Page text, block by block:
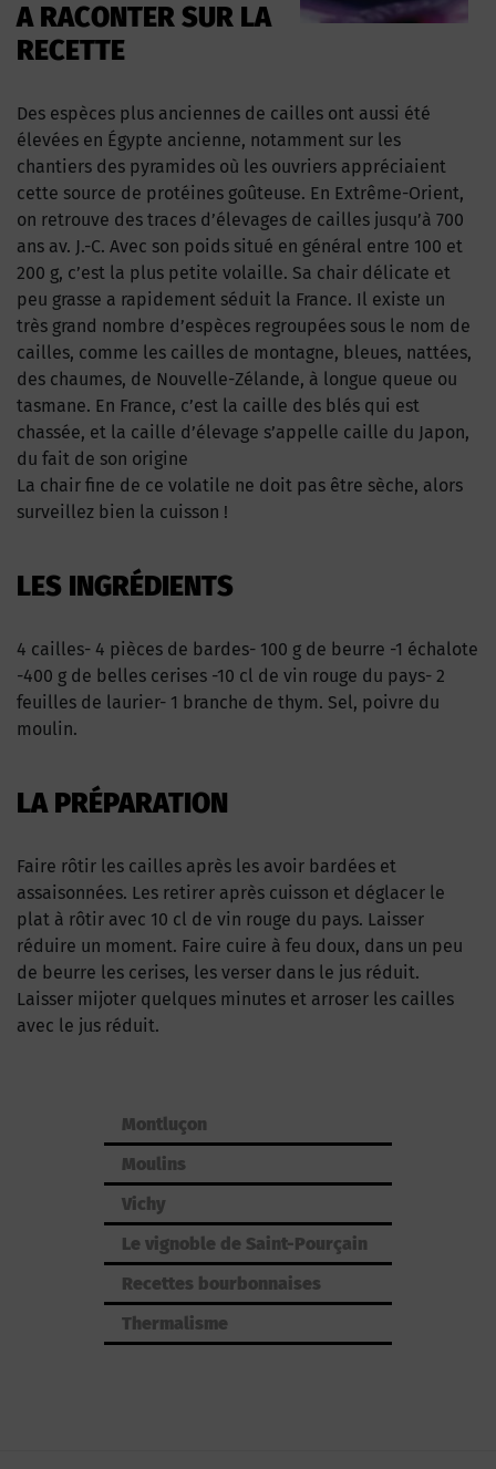
A RACONTER SUR LA
RECETTE
Des espèces plus anciennes de cailles ont aussi été
élevées en Égypte ancienne, notamment sur les
chantiers des pyramides où les ouvriers appréciaient
cette source de protéines goûteuse. En Extrême-Orient,
on retrouve des traces d’élevages de cailles jusqu’à 700
ans av. J.-C. Avec son poids situé en général entre 100 et
200 g, c’est la plus petite volaille. Sa chair délicate et
peu grasse a rapidement séduit la France. Il existe un
très grand nombre d’espèces regroupées sous le nom de
cailles, comme les cailles de montagne, bleues, nattées,
des chaumes, de Nouvelle-Zélande, à longue queue ou
tasmane. En France, c’est la caille des blés qui est
chassée, et la caille d’élevage s’appelle caille du Japon,
du fait de son origine
La chair fine de ce volatile ne doit pas être sèche, alors
surveillez bien la cuisson !
LES INGRÉDIENTS
4 cailles- 4 pièces de bardes- 100 g de beurre -1 échalote
-400 g de belles cerises -10 cl de vin rouge du pays- 2
feuilles de laurier- 1 branche de thym. Sel, poivre du
moulin.
LA PRÉPARATION
Faire rôtir les cailles après les avoir bardées et
assaisonnées. Les retirer après cuisson et déglacer le
plat à rôtir avec 10 cl de vin rouge du pays. Laisser
réduire un moment. Faire cuire à feu doux, dans un peu
de beurre les cerises, les verser dans le jus réduit.
Laisser mijoter quelques minutes et arroser les cailles
avec le jus réduit.
Montluçon
Moulins
Vichy
Le vignoble de Saint-Pourçain
Recettes bourbonnaises
Thermalisme